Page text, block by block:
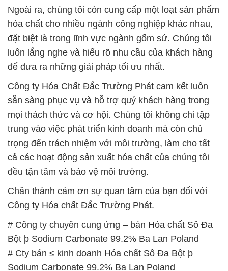
Ngoài ra, chúng tôi còn cung cấp một loạt sản phẩm
hóa chất cho nhiều ngành công nghiệp khác nhau,
đặt biệt là trong lĩnh vực ngành gốm sứ. Chúng tôi
luôn lắng nghe và hiểu rõ nhu cầu của khách hàng
để đưa ra những giải pháp tối ưu nhất.
Công ty Hóa Chất Đắc Trường Phát cam kết luôn
sẵn sàng phục vụ và hỗ trợ quý khách hàng trong
mọi thách thức và cơ hội. Chúng tôi không chỉ tập
trung vào việc phát triển kinh doanh mà còn chú
trọng đến trách nhiệm với môi trường, làm cho tất
cả các hoạt động sản xuất hóa chất của chúng tôi
đều tận tâm và bảo vệ môi trường.
Chân thành cảm ơn sự quan tâm của bạn đối với
Công ty Hóa chất Đắc Trường Phát.
# Công ty chuyên cung ứng – bán Hóa chất Sô Đa
Bột þ Sodium Carbonate 99.2% Ba Lan Poland
# Cty bán ≤ kinh doanh Hóa chất Sô Đa Bột þ
Sodium Carbonate 99.2% Ba Lan Poland